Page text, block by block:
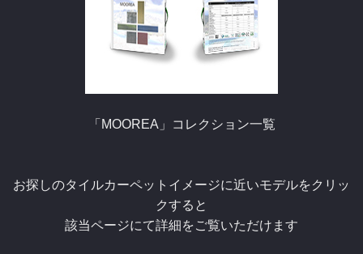
「MOOREA」コレクション一覧
お探しのタイルカーペットイメージに近いモデルをクリッ
クすると
該当ページにて詳細をご覧いただけます